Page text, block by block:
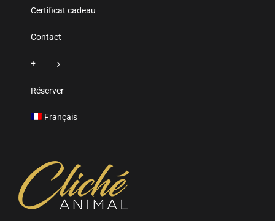
Certificat cadeau
Contact
+
Réserver
Français